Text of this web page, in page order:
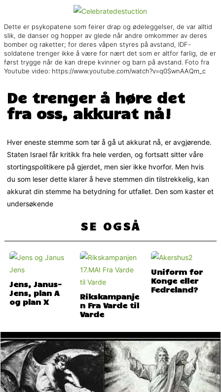
Dette er psykopatene som feirer drap og ødeleggelser, de var alltid
slik, de danser og hopper av glede når andre omkommer av deres
bomber og raketter; for deres våpen styres på avstand, IDF-
soldatene trenger ikke å være for nært det som er altfor farlig, de er
først trygge når de kan drepe kvinner og barn på avstand. Foto fra
Youtube video: https://www.youtube.com/watch?v=q0SwnAAQm_c
De trenger å høre det
fra oss, akkurat nå!
Hver eneste stemme som tør å gå ut akkurat nå, er avgjørende.
Staten Israel får kritikk fra hele verden, og fortsatt sitter våre
stortingspolitikere på gjerdet, men sier ikke hvorfor. Men hvis
du som leser dette klarer å heve stemmen din tilstrekkelig, kan
akkurat din stemme ha betydning for utfallet. Den som kaster et
undersøkende
SE OGSÅ
Jens, Janus-
Jens, plan A
og plan X
Rikskampanje
n Fra Varde til
Varde
Uniform for
Konge eller
Fedreland?